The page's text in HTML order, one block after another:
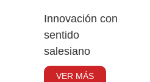
Innovación con
sentido
salesiano
VER MÁS